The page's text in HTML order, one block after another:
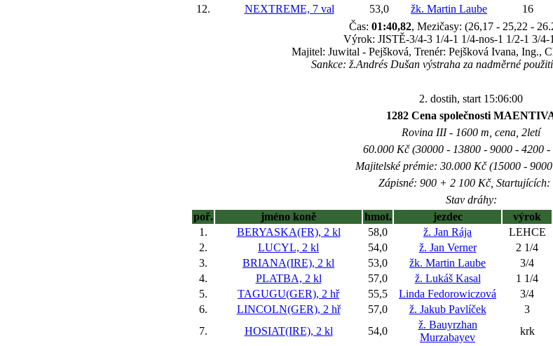
12.
NEXTREME, 7 val 53,0 žk. Martin Laube 16
Čas: 01:40,82, Mezičasy: (26,17 - 25,22 -
Výrok: JISTĚ-3/4-3 1/4-1 1/4-nos-1 1/2-1 3/4-
Majitel: Juwital - Pejšková, Trenér: Pejšková Ivana, Ing.,
Sankce: ž.Andrés Dušan výstraha za nadměrné
2. dostih, start 15:06:00
1282 Cena společnosti
Rovina III - 1600 m, cena, 2letí
60.000 Kč (30000 - 13800 - 9000 - 4200 -
Majitelské prémie: 30.000 Kč (15000 -
Zápisné: 900 + 2 100 Kč, Startujících:
Stav dráhy:
poř.
jméno koně hmot. jezdec výrok
1.
BERYASKA(FR), 2 kl 58,0 ž. Jan Rája LEHCE
2.
LUCYL, 2 kl 54,0 ž. Jan Verner 2 1/4
3.
BRIANA(IRE), 2 kl 53,0 žk. Martin Laube 3/4
4.
PLATBA, 2 kl 57,0 ž. Lukáš Kasal 1 1/4
5.
TAGUGU(GER), 2 hř 55,5 Linda Fedorowiczová 3/4
6.
LINCOLN(GER), 2 hř 57,0 ž. Jakub Pavlíček 3
7.
HOSIAT(IRE), 2 kl 54,0
ž. Bauyrzhan
Murzabayev
krk